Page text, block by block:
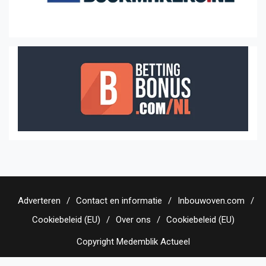
Adverteren Contact en informatie
Inbouwoven.com
Cookiebeleid (EU)
Over ons Cookiebeleid (EU)
Copyright Medemblik Actueel